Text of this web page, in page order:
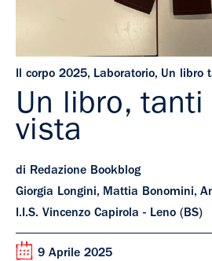
Il corpo 2025, Laboratorio, Un libro
Un libro,
vista
di Redazione Bookblog
Giorgia Longini, Mattia Bonomini,
I.I.S. Vincenzo Capirola - Leno (BS)
9 Aprile 2025